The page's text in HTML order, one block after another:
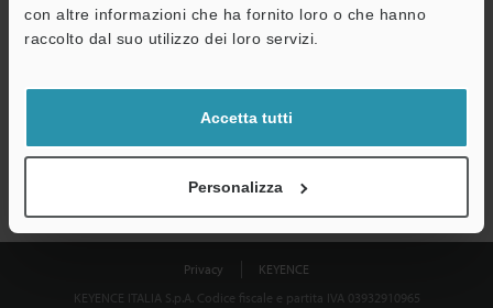
con altre informazioni che ha fornito loro o che hanno
raccolto dal suo utilizzo dei loro servizi.
Accetta tutti
Personalizza
Dichiarazione sulla privacy
Privacy
KEYENCE
KEYENCE ITALIA S.p.A. Codice fiscale e partita IVA 03932910965